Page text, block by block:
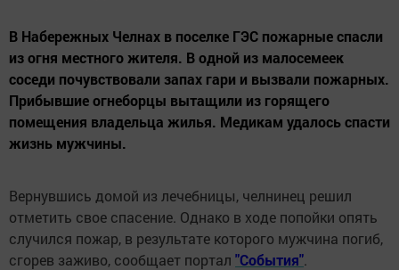
В Набережных Челнах в поселке ГЭС пожарные спасли
из огня местного жителя. В одной из малосемеек
соседи почувствовали запах гари и вызвали пожарных.
Прибывшие огнеборцы вытащили из горящего
помещения владельца жилья. Медикам удалось спасти
жизнь мужчины.
Вернувшись домой из лечебницы, челнинец решил
отметить свое спасение. Однако в ходе попойки опять
случился пожар, в результате которого мужчина погиб,
сгорев заживо, сообщает портал "События".